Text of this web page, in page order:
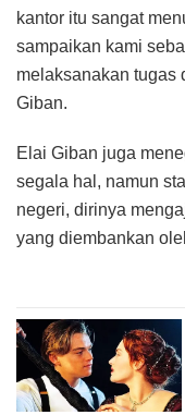
kantor itu sangat
sampaikan kami
melaksanakan tugas
Giban.
Elai Giban juga
segala hal, namun
negeri, dirinya
yang diembankan